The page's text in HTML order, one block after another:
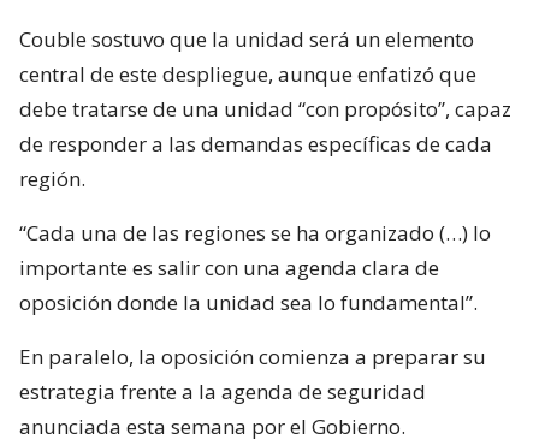
Couble sostuvo que la unidad será un elemento
central de este despliegue, aunque enfatizó que
debe tratarse de una unidad “con propósito”, capaz
de responder a las demandas específicas de cada
región.
“Cada una de las regiones se ha organizado (…) lo
importante es salir con una agenda clara de
oposición donde la unidad sea lo fundamental”.
En paralelo, la oposición comienza a preparar su
estrategia frente a la agenda de seguridad
anunciada esta semana por el Gobierno.